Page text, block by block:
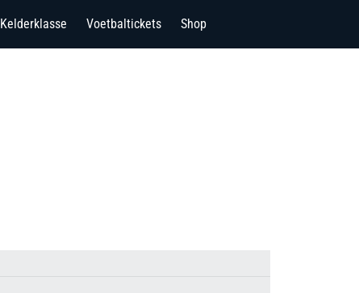
Kelderklasse Voetbaltickets Shop